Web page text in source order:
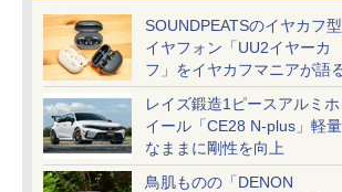
SOUNDPEATSのイヤカフ型
イヤフォン「UU2イヤーカ
フ」をイヤカフマニアが語
レイズ鍛造1ピースアルミホ
イール「CE28 N-plus」軽量
なままに剛性を向上
鳥肌ものの「DENON